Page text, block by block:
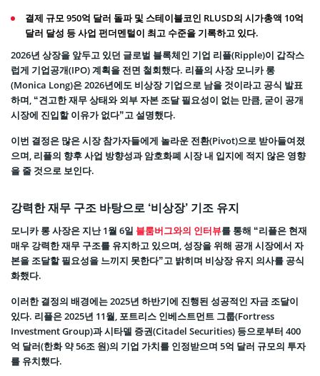
결제 규모 950억 달러 돌파 및 스테이블코인 RLUSD의 시가총액 10억
달러 달성 등 사업 펀더멘털이 최고 수준을 기록하고 있다.
2026년 상장을 앞두고 있던 글로벌 블록체인 기업 리플(Ripple)이 갑작스
럽게 기업공개(IPO) 계획을 전면 철회했다. 리플의 사장 모니카 롱
(Monica Long)은 2026년에도 비상장 기업으로 남을 것이라고 공식 발표
하며, “견고한 재무 상태와 외부 자본 조달 필요성이 없는 만큼, 굳이 공개
시장에 진입할 이유가 없다”고 설명했다.
이번 결정은 많은 시장 참가자들에게 놀라운 전환(Pivot)으로 받아들여졌
으며, 리플의 향후 사업 방향성과 암호화폐 시장 내 입지에 적지 않은 영향
을 줄 것으로 보인다.
강력한 재무 구조 바탕으로 ‘비상장’ 기조 유지
모니카 롱 사장은 지난 1월 6일 블룸버그와의 인터뷰를 통해 “리플은 현재
매우 강력한 재무 구조를 유지하고 있으며, 성장을 위해 공개 시장에서 자
본을 조달할 필요성을 느끼지 못한다”고 밝히며 비상장 유지 의사를 공식
화했다.
이러한 결정의 배경에는 2025년 하반기에 진행된 성공적인 자금 조달이
있다. 리플은 2025년 11월, 포트리스 인베스트먼트 그룹(Fortress
Investment Group)과 시타델 증권(Citadel Securities) 등으로부터 400
억 달러(한화 약 56조 원)의 기업 가치를 인정받으며 5억 달러 규모의 투자
를 유치했다.